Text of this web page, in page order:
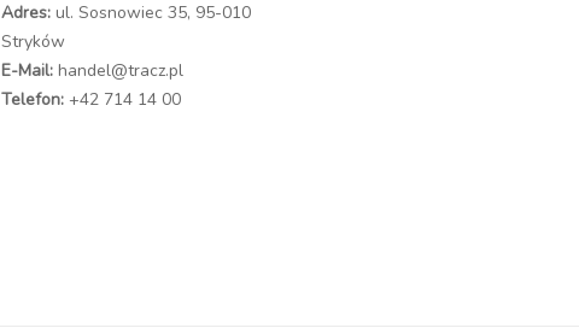
Adres: ul. Sosnowiec 35, 95-010
Stryków
E-Mail: handel@tracz.pl
Telefon: +42 714 14 00